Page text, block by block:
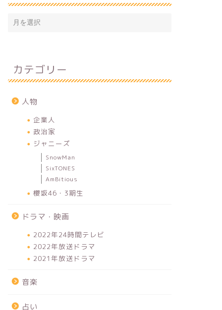
カテゴリー
人物
企業人
政治家
ジャニーズ
SnowMan
SixTONES
AmBitious
櫻坂46・3期生
ドラマ・映画
2022年24時間テレビ
2022年放送ドラマ
2021年放送ドラマ
音楽
占い